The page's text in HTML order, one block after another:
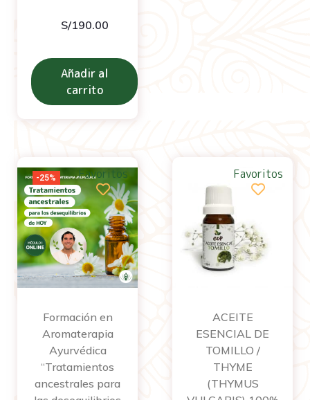
S/190.00
Añadir al
carrito
-25%
Formación en
Aromaterapia
Ayurvédica
“Tratamientos
ancestrales para
Favoritos
ACEITE
ESENCIAL DE
TOMILLO /
THYME
(THYMUS
Favoritos